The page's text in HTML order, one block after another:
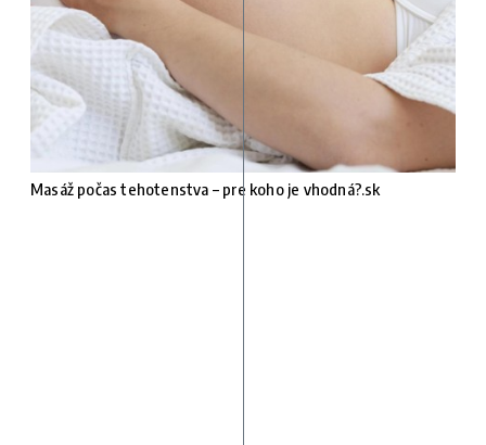
Masáž počas tehotenstva – pre koho je vhodná?.sk